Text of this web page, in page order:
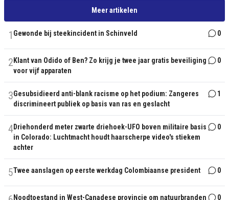
Meer artikelen
1 Gewonde bij steekincident in Schinveld 0
2 Klant van Odido of Ben? Zo krijg je twee jaar gratis beveiliging
voor vijf apparaten
0
3Gesubsidieerd anti-blank racisme op het podium: Zangeres
discrimineert publiek op basis van ras en geslacht
1
4Driehonderd meter zwarte driehoek-UFO boven militaire basis
in Colorado: Luchtmacht houdt haarscherpe video's stiekem
achter
0
5Twee aanslagen op eerste werkdag Colombiaanse president 0
Noodtoestand in West-Canadese provincie om natuurbranden 0